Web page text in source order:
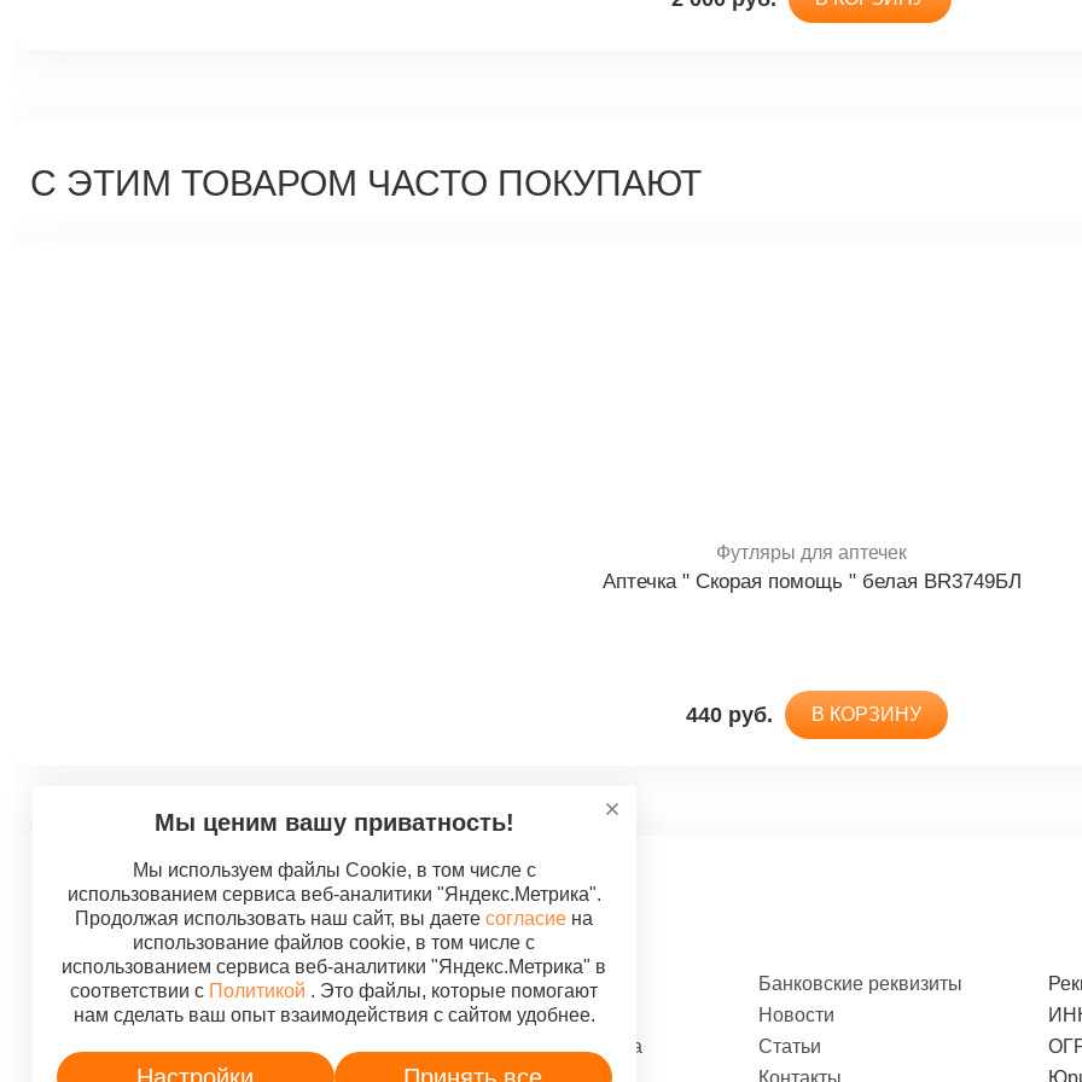
820 руб. В КОРЗИНУ
Футляры для аптечек
"ДОМАШНИЙ ДОКТОР" контейнер для аптечки 6,5л с вкладышем
С ЭТИМ ТОВАРОМ ЧАСТО ПОКУПАЮТ
Футляры для аптечек
Аптечка " Скорая помощь " белая BR3749БЛ
440 руб. В КОРЗИНУ
Дистрибьюторам
Поставщики
Оплата и доставка
Вопрос-ответ
Банковские реквизиты
Новости
Статьи
Контакты
Мы ценим вашу приватность!
Мы используем файлы Cookie, в том числе с
использованием сервиса веб-аналитики "Яндекс.Метрика".
Продолжая использовать наш сайт, вы даетесогласие на
использование файлов cookie, в том числе с
использованием сервиса веб-аналитики "Яндекс.Метрика" в
соответствии с Политикой . Это файлы, которые помогают
нам сделать ваш опыт взаимодействия с сайтом удобнее.